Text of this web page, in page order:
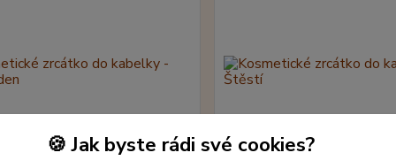
🍪 Jak byste rádi své cookies?